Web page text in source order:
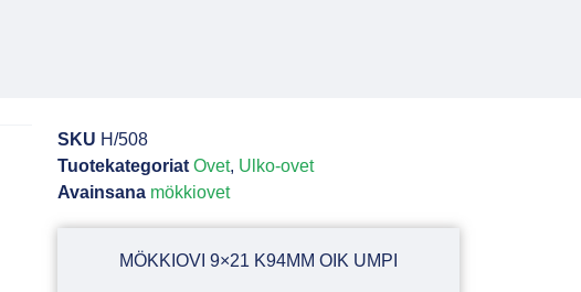
SKU H/508
Tuotekategoriat Ovet, Ulko-ovet
Avainsana mökkiovet
MÖKKIOVI 9×21 K94MM OIK UMPI